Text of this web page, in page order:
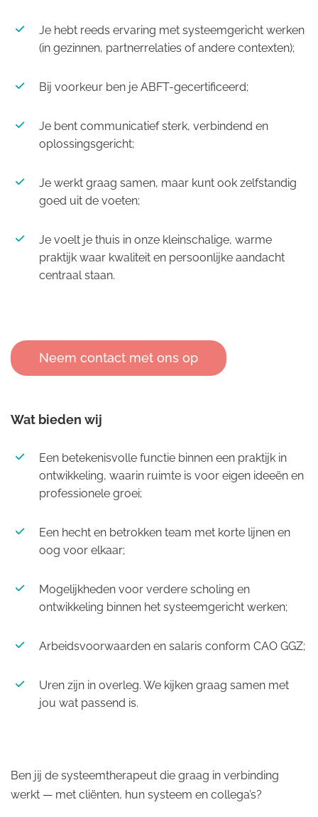
Je hebt reeds ervaring met systeemgericht werken
(in gezinnen, partnerrelaties of andere contexten);
Bij voorkeur ben je ABFT-gecertificeerd;
Je bent communicatief sterk, verbindend en
oplossingsgericht;
Je werkt graag samen, maar kunt ook zelfstandig
goed uit de voeten;
Je voelt je thuis in onze kleinschalige, warme
praktijk waar kwaliteit en persoonlijke aandacht
centraal staan.
Neem contact met ons op
Wat bieden wij
Een betekenisvolle functie binnen een praktijk in
ontwikkeling, waarin ruimte is voor eigen ideeën en
professionele groei;
Een hecht en betrokken team met korte lijnen en
oog voor elkaar;
Mogelijkheden voor verdere scholing en
ontwikkeling binnen het systeemgericht werken;
Arbeidsvoorwaarden en salaris conform CAO GGZ;
Uren zijn in overleg. We kijken graag samen met
jou wat passend is.
Ben jij de systeemtherapeut die graag in verbinding
werkt — met cliënten, hun systeem en collega’s?